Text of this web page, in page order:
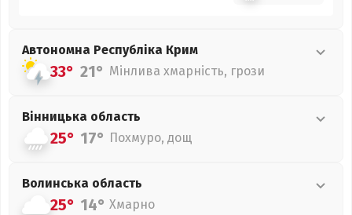
Автономна Республіка Крим
33° 21° Мінлива хмарність, грози
Вінницька область
25° 17° Похмуро, дощ
Волинська область
25° 14° Хмарно